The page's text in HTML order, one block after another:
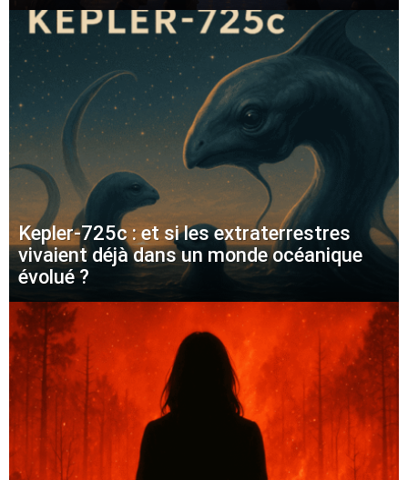
Kepler-725c : et si les extraterrestres
vivaient déjà dans un monde océanique
évolué ?